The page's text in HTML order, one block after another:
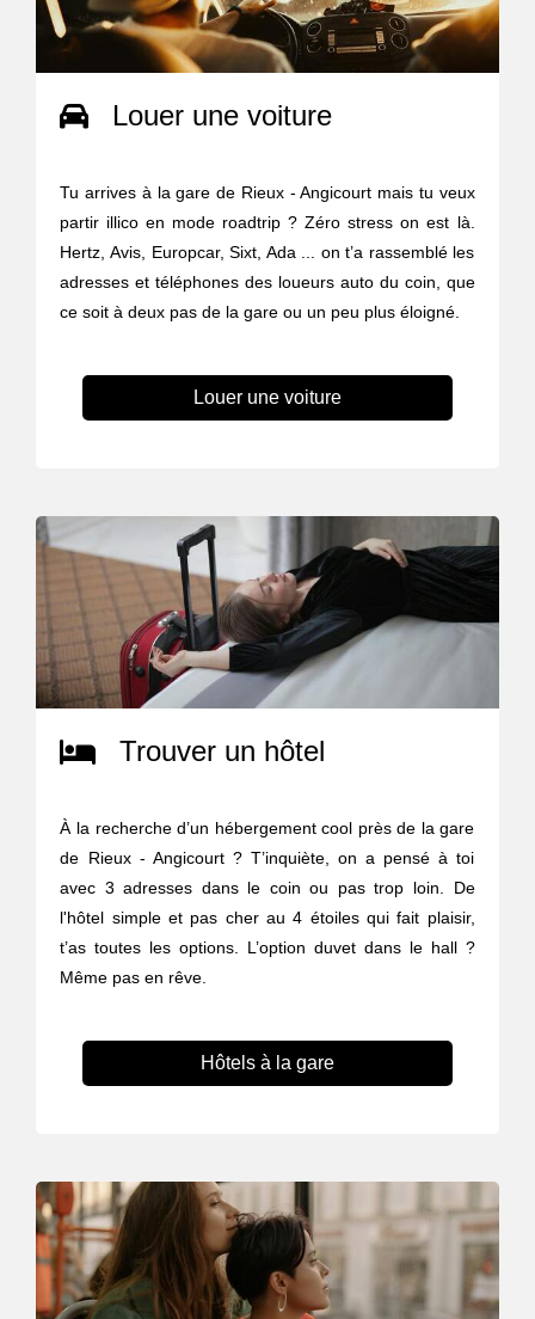
Louer une voiture
Tu arrives à la gare de Rieux - Angicourt mais tu veux
partir illico en mode roadtrip ? Zéro stress on est là.
Hertz, Avis, Europcar, Sixt, Ada ... on t’a rassemblé les
adresses et téléphones des loueurs auto du coin, que
ce soit à deux pas de la gare ou un peu plus éloigné.
Louer une voiture
Trouver un hôtel
À la recherche d’un hébergement cool près de la gare
de Rieux - Angicourt ? T’inquiète, on a pensé à toi
avec 3 adresses dans le coin ou pas trop loin. De
l'hôtel simple et pas cher au 4 étoiles qui fait plaisir,
t’as toutes les options. L’option duvet dans le hall ?
Même pas en rêve.
Hôtels à la gare